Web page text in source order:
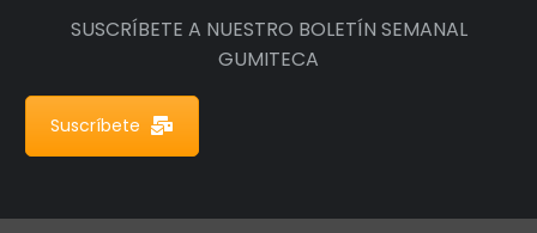
SUSCRÍBETE A NUESTRO BOLETÍN SEMANAL
GUMITECA
Suscríbete